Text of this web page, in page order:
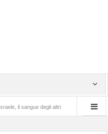
degli altri Lotta di classe… tra